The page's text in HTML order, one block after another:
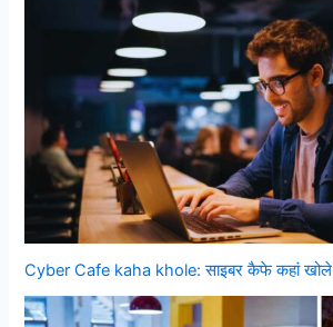
Cyber Cafe kaha khole: साइबर कैफे कहां खोले